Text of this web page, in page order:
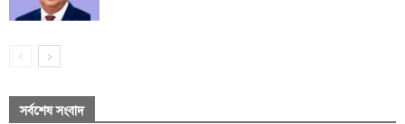
সর্বশেষ সংবাদ